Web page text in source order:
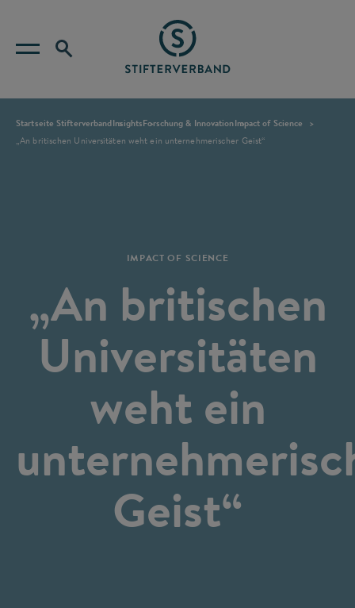
Startseite StifterverbandInsightsForschung & InnovationImpact of Science
„An britischen Universitäten weht ein unternehmerischer Geist“
IMPACT OF SCIENCE
„An britischen
Universitäten
weht ein
Geist“